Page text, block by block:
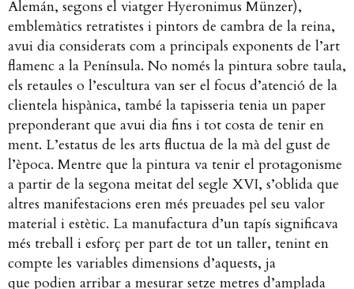
Alemán, segons el viatger Hyeronimus Münzer),
emblemàtics retratistes i pintors de cambra de la reina,
avui dia considerats com a principals exponents de l’art
flamenc a la Península. No només la pintura sobre taula,
els retaules o l’escultura van ser el focus d’atenció de la
clientela hispànica, també la tapisseria tenia un paper
preponderant que avui dia fins i tot costa de tenir en
ment. L’estatus de les arts fluctua de la mà del gust de
l’època. Mentre que la pintura va tenir el protagonisme
a partir de la segona meitat del segle XVI, s’oblida que
altres manifestacions eren més preuades pel seu valor
material i estètic. La manufactura d’un tapís significava
més treball i esforç per part de tot un taller, tenint en
compte les variables dimensions d’aquests, ja
que podien arribar a mesurar setze metres d’amplada